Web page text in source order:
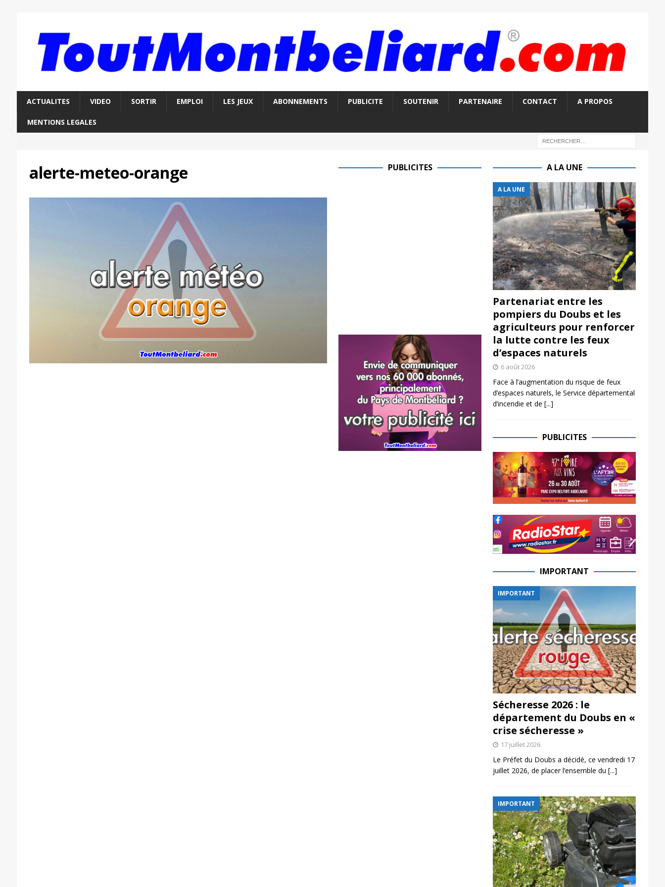
ACTUALITES VIDEO SORTIR EMPLOI LES JEUX ABONNEMENTS PUBLICITE SOUTENIR PARTENAIRE CONTACT A PROPOS
MENTIONS LEGALES
alerte-meteo-orange PUBLICITES A LA UNE
A LA UNE
Partenariat entre les
pompiers du Doubs et les
agriculteurs pour renforcer
la lutte contre les feux
d’espaces naturels
6 août 2026
Face à l’augmentation du risque de feux
d’espaces naturels, le Service départemental
d’incendie et de [...]
PUBLICITES
IMPORTANT
IMPORTANT
Sécheresse 2026 : le
département du Doubs en «
crise sécheresse »
17 juillet 2026
Le Préfet du Doubs a décidé, ce vendredi 17
juillet 2026, de placer l’ensemble du [...]
IMPORTANT